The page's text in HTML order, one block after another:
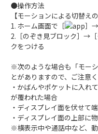
●操作方法
【モーションによる切替えの
1. ホーム画面で［
］→
2.［のぞき見ブロック］→
クをつける
※次のような場合も「モー
とがありますので、ご注意く
・かばんやポケットに入れ
が覆われた場合
・ディスプレイ面を伏せて
・ディスプレイ面の上部に
※横表示中や通話中など、